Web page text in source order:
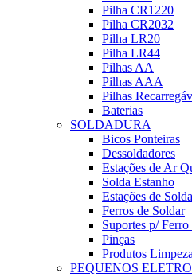
Pilha CR1220
Pilha CR2032
Pilha LR20
Pilha LR44
Pilhas AA
Pilhas AAA
Pilhas
Baterias
SOLDADURA
Bicos Ponteiras
Dessoldadores
Estações de Ar
Solda Estanho
Estações de Solda
Ferros de Soldar
Suportes p/
Pinças
Produtos
PEQUENOS